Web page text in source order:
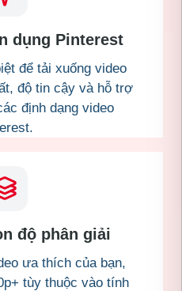
dụng Pinterest
để tải xuống video
độ tin cậy và hỗ trợ
định dạng video
độ phân giải
ưa thích của bạn,
tùy thuộc vào tính